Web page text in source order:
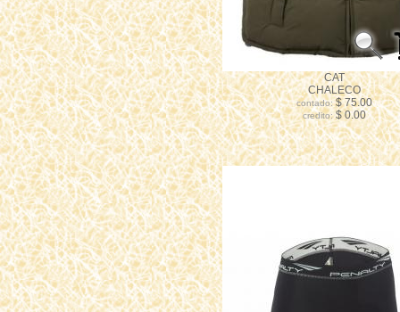
CAT
CHALECO
contado:$ 75.00
credito:$ 0.00